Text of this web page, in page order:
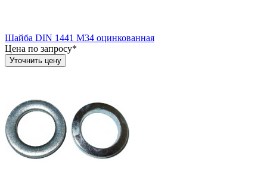
Шайба DIN 1441 М34 оцинкованная
Цена по запросу*
Уточнить цену